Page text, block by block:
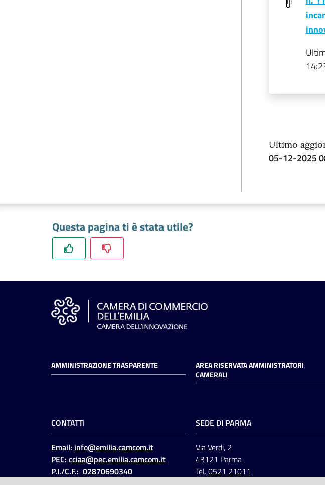
Ultimo
05-12-2025
Questa pagina ti è stata utile?
AMMINISTRAZIONE TRASPARENTE
AREA RISERVATA AMMINISTRATORI
CAMERALI
CONTATTI
Email: info@emilia.camcom.it
PEC: cciaa@pec.emilia.camcom.it
P.I./C.F.: 02870690340
SEDE DI PARMA
Via Verdi, 2
43121 Parma
Tel.0521 21011